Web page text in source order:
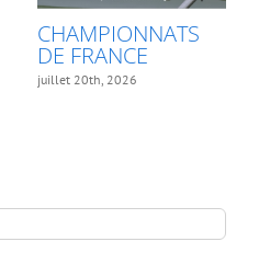
CHAMPIONNATS
DE FRANCE
juillet 20th, 2026